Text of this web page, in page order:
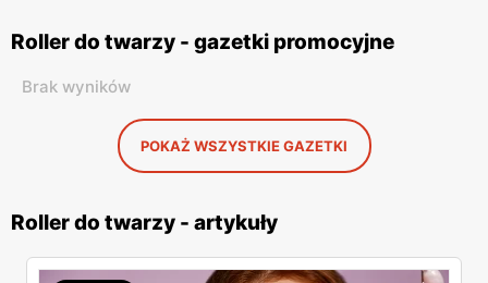
Roller do twarzy - gazetki promocyjne
Brak wyników
POKAŻ WSZYSTKIE GAZETKI
Roller do twarzy - artykuły